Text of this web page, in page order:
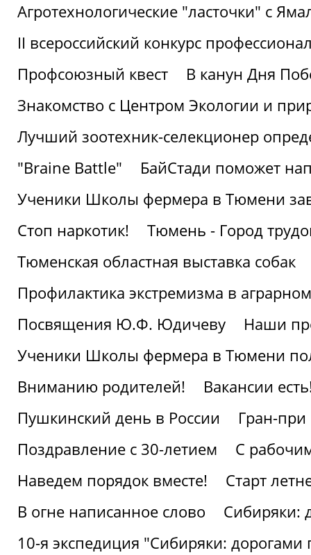
Агротехнологические "ласточки" с
II всероссийский конкурс
Профсоюзный квест
В канун Дня
Знакомство с Центром Экологии и
Лучший зоотехник-селекционер
"Braine Battle"
БайСтади поможет
Ученики Школы фермера в Тюмени
Стоп наркотик!
Тюмень - Город
Тюменская областная выставка собак
Профилактика экстремизма в аграрном
Посвящения Ю.Ф. Юдичеву
Наши
Ученики Школы фермера в Тюмени
Вниманию родителей!
Вакансии
Пушкинский день в России
Гран-
Поздравление с 30-летием
С
Наведем порядок вместе!
Старт
В огне написанное слово
Сибиряки:
10-я экспедиция "Сибиряки: дорогами